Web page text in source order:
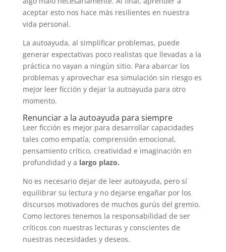
aceptar esto nos hace más resilientes en nuestra
vida personal.
La autoayuda, al simplificar problemas, puede
generar expectativas poco realistas que llevadas a la
práctica no vayan a ningún sitio. Para abarcar los
problemas y aprovechar esa simulación sin riesgo es
mejor leer ficción y dejar la autoayuda para otro
momento.
Renunciar a la autoayuda para siempre
Leer ficción es mejor para desarrollar capacidades
tales como empatía, comprensión emocional,
pensamiento crítico, creatividad e imaginación en
profundidad y a largo plazo.
No es necesario dejar de leer autoayuda, pero sí
equilibrar su lectura y no dejarse engañar por los
discursos motivadores de muchos gurús del gremio.
Como lectores tenemos la responsabilidad de ser
críticos con nuestras lecturas y conscientes de
nuestras necesidades y deseos.